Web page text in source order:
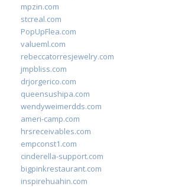
mpzin.com
stcreal.com
PopUpFlea.com
valueml.com
rebeccatorresjewelry.com
jmpbliss.com
drjorgerico.com
queensushipa.com
wendyweimerdds.com
ameri-camp.com
hrsreceivables.com
empconst1.com
cinderella-support.com
bigpinkrestaurant.com
inspirehuahin.com